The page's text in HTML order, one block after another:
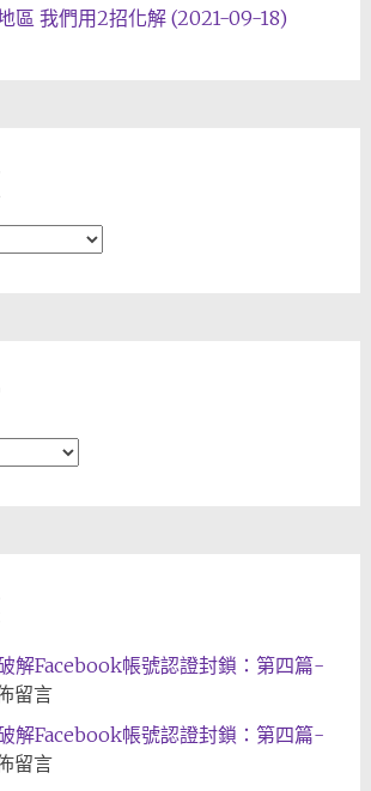
區 我們用2招化解 (2021-09-18)
解Facebook帳號認證封鎖：第四篇-
留言
解Facebook帳號認證封鎖：第四篇-
留言